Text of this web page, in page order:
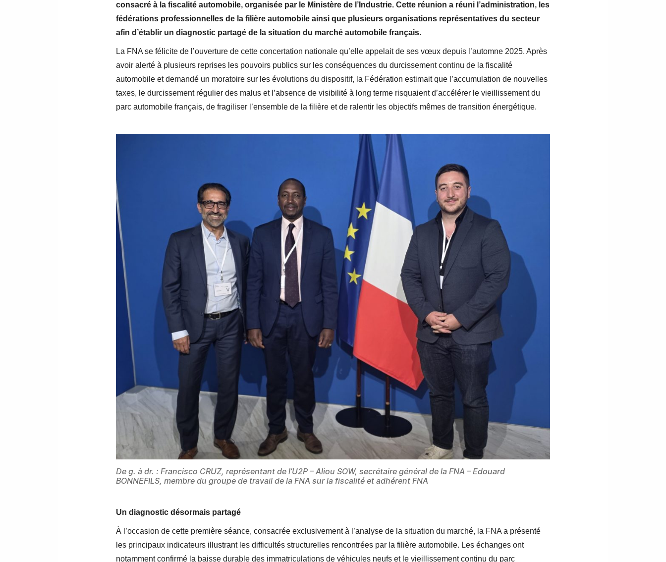
consacré à la fiscalité automobile, organisée par le Ministère de l’Industrie. Cette réunion a réuni l’administration, les
fédérations professionnelles de la filière automobile ainsi que plusieurs organisations représentatives du secteur
afin d’établir un diagnostic partagé de la situation du marché automobile français.
La FNA se félicite de l’ouverture de cette concertation nationale qu’elle appelait de ses vœux depuis l’automne 2025. Après
avoir alerté à plusieurs reprises les pouvoirs publics sur les conséquences du durcissement continu de la fiscalité
automobile et demandé un moratoire sur les évolutions du dispositif, la Fédération estimait que l’accumulation de nouvelles
taxes, le durcissement régulier des malus et l’absence de visibilité à long terme risquaient d’accélérer le vieillissement du
parc automobile français, de fragiliser l’ensemble de la filière et de ralentir les objectifs mêmes de transition énergétique.
De g. à dr. : Francisco CRUZ, représentant de l’U2P – Aliou SOW, secrétaire général de la FNA – Edouard
BONNEFILS, membre du groupe de travail de la FNA sur la fiscalité et adhérent FNA
Un diagnostic désormais partagé
À l’occasion de cette première séance, consacrée exclusivement à l’analyse de la situation du marché, la FNA a présenté
les principaux indicateurs illustrant les difficultés structurelles rencontrées par la filière automobile. Les échanges ont
notamment confirmé la baisse durable des immatriculations de véhicules neufs et le vieillissement continu du parc